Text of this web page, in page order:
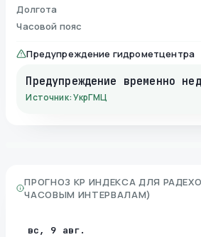
Долгота
Часовой пояс
Предупреждение гидрометцентра
Предупреждение временно
Источник: УкрГМЦ
ПРОГНОЗ KP ИНДЕКСА ДЛЯ
ЧАСОВЫМ ИНТЕРВАЛАМ)
вс, 9 авг.